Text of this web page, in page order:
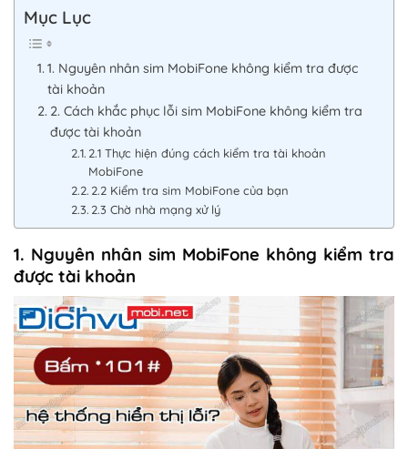
Mục Lục
1. Nguyên nhân sim MobiFone không kiểm tra được
tài khoản
2. Cách khắc phục lỗi sim MobiFone không kiểm tra
được tài khoản
2.1 Thực hiện đúng cách kiểm tra tài khoản
MobiFone
2.2 Kiểm tra sim MobiFone của bạn
2.3 Chờ nhà mạng xử lý
1. Nguyên nhân sim MobiFone không kiểm tra
được tài khoản